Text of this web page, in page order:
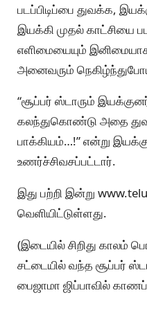
படப்பிடிப்பை துவக்க,
இயக்கி முதல் காட்சியை
எளிமையையும்
அனைவரும்
“சூப்பர் ஸ்டாரும்
கலந்துகொண்டு அதை
பாக்கியம்…!” என்று
உணர்ச்சிவசப்பட்டார்.
இது பற்றி இன்று
வெளியிட்டுள்ளது.
(இடையில் சிறிது காலம்
சட்டையில் வந்த சூப்பர்
பைஜாமா ஜிப்பாவில்